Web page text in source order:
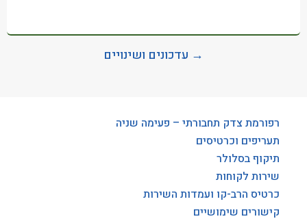
→ עדכונים ושינויים
רפורמת צדק תחבורתי – פעימה שניה
תעריפים וכרטיסים
תיקוף בסלולר
שירות לקוחות
כרטיס הרב-קו ועמדות השירות
קישורים שימושיים